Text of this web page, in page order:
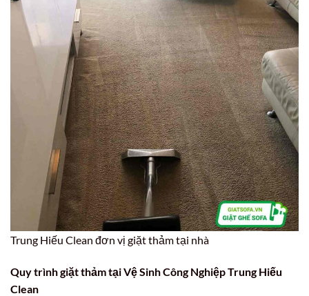
Trung Hiếu Clean đơn vị giặt thảm tại nhà
Quy trình giặt thảm tại Vệ Sinh Công Nghiệp Trung Hiếu
Clean